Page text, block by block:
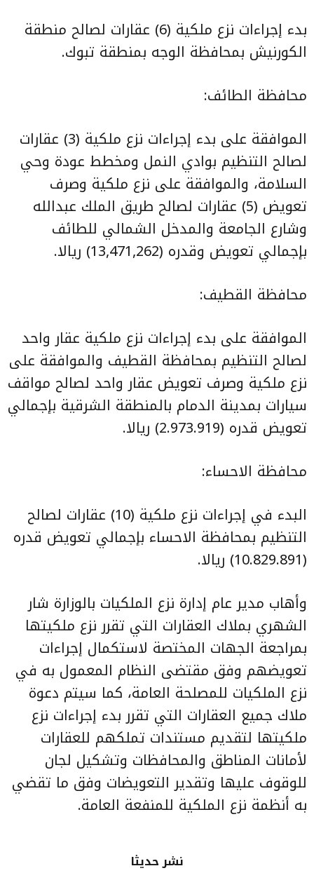
بدء إجراءات نزع ملكية (6) عقارات لصالح منطقة
الكورنيش بمحافظة الوجه بمنطقة تبوك.
محافظة الطائف:
الموافقة على بدء إجراءات نزع ملكية (3) عقارات
لصالح التنظيم بوادي النمل ومخطط عودة وحي
السلامة، والموافقة على نزع ملكية وصرف
تعويض (5) عقارات لصالح طريق الملك عبدالله
وشارع الجامعة والمدخل الشمالي للطائف
بإجمالي تعويض وقدره (13,471,262) ريالا.
محافظة القطيف:
الموافقة على بدء إجراءات نزع ملكية عقار واحد
لصالح التنظيم بمحافظة القطيف والموافقة على
نزع ملكية وصرف تعويض عقار واحد لصالح مواقف
سيارات بمدينة الدمام بالمنطقة الشرقية بإجمالي
تعويض قدره (2.973.919) ريالا.
محافظة الاحساء:
البدء في إجراءات نزع ملكية (10) عقارات لصالح
التنظيم بمحافظة الاحساء بإجمالي تعويض قدره
(10.829.891) ريالا.
وأهاب مدير عام إدارة نزع الملكيات بالوزارة شار
الشهري بملاك العقارات التي تقرر نزع ملكيتها
بمراجعة الجهات المختصة لاستكمال إجراءات
تعويضهم وفق مقتضى النظام المعمول به في
نزع الملكيات للمصلحة العامة، كما سيتم دعوة
ملاك جميع العقارات التي تقرر بدء إجراءات نزع
ملكيتها لتقديم مستندات تملكهم للعقارات
لأمانات المناطق والمحافظات وتشكيل لجان
للوقوف عليها وتقدير التعويضات وفق ما تقضي
به أنظمة نزع الملكية للمنفعة العامة.
نشر حديثا